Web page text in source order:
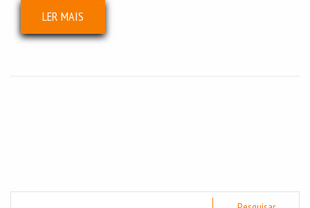
LER MAIS